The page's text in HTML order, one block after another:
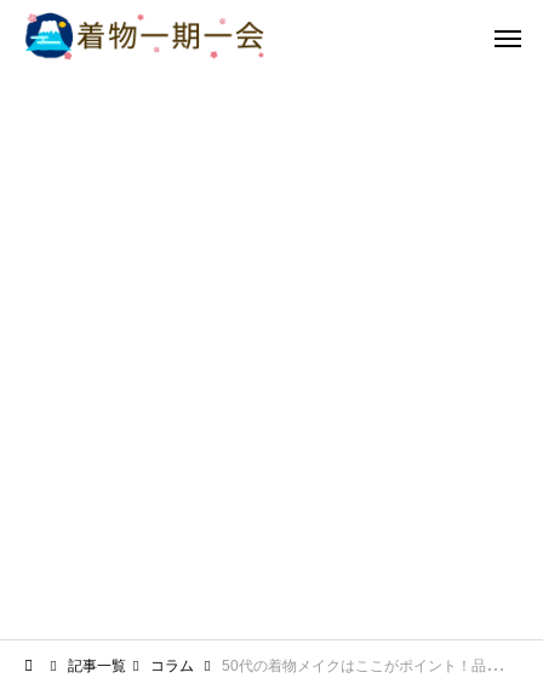
記事一覧 コラム 50代の着物メイクはここがポイント！品格を保ちつつ若見えを叶えるコツ